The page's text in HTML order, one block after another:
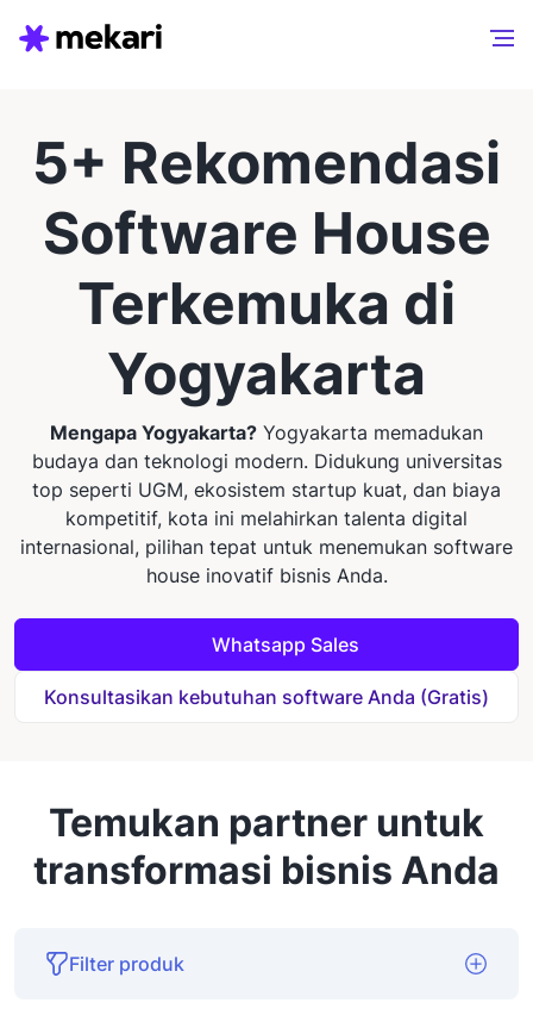
5+ Rekomendasi
Software House
Terkemuka di
Yogyakarta
Mengapa Yogyakarta? Yogyakarta memadukan
budaya dan teknologi modern. Didukung universitas
top seperti UGM, ekosistem startup kuat, dan biaya
kompetitif, kota ini melahirkan talenta digital
internasional, pilihan tepat untuk menemukan software
house inovatif bisnis Anda.
Whatsapp Sales
Konsultasikan kebutuhan software Anda (Gratis)
Temukan partner untuk
transformasi bisnis Anda
Filter produk